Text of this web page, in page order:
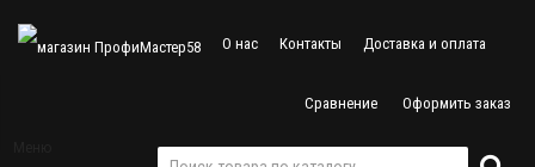
О нас Контакты Доставка и оплата
Сравнение Оформить заказ